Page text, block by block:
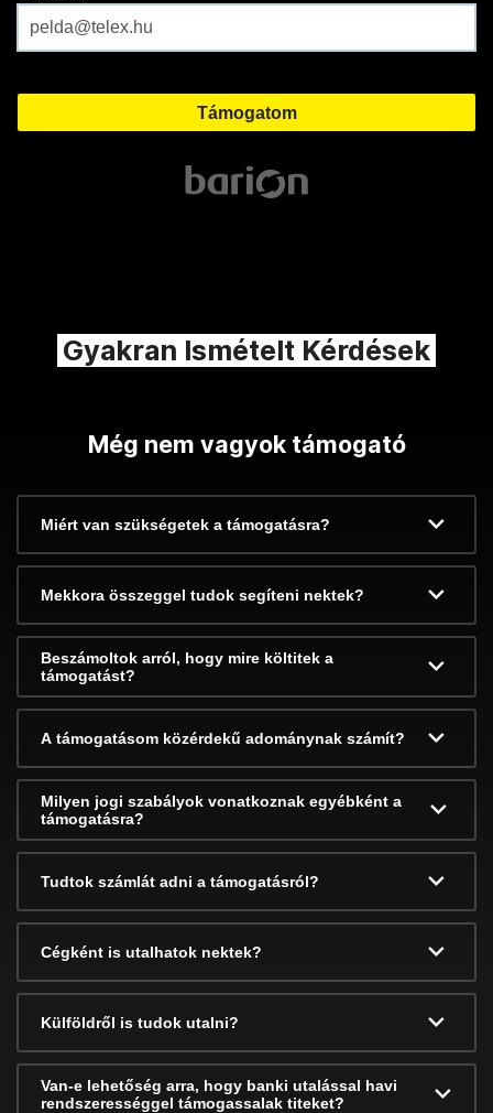
Gyakran Ismételt Kérdések
Még nem vagyok támogató
Miért van szükségetek a támogatásra?
Mekkora összeggel tudok segíteni nektek?
Beszámoltok arról, hogy mire költitek a
támogatást?
A támogatásom közérdekű adománynak számít?
Milyen jogi szabályok vonatkoznak egyébként a
támogatásra?
Tudtok számlát adni a támogatásról?
Cégként is utalhatok nektek?
Külföldről is tudok utalni?
Van-e lehetőség arra, hogy banki utalással havi
rendszerességgel támogassalak titeket?